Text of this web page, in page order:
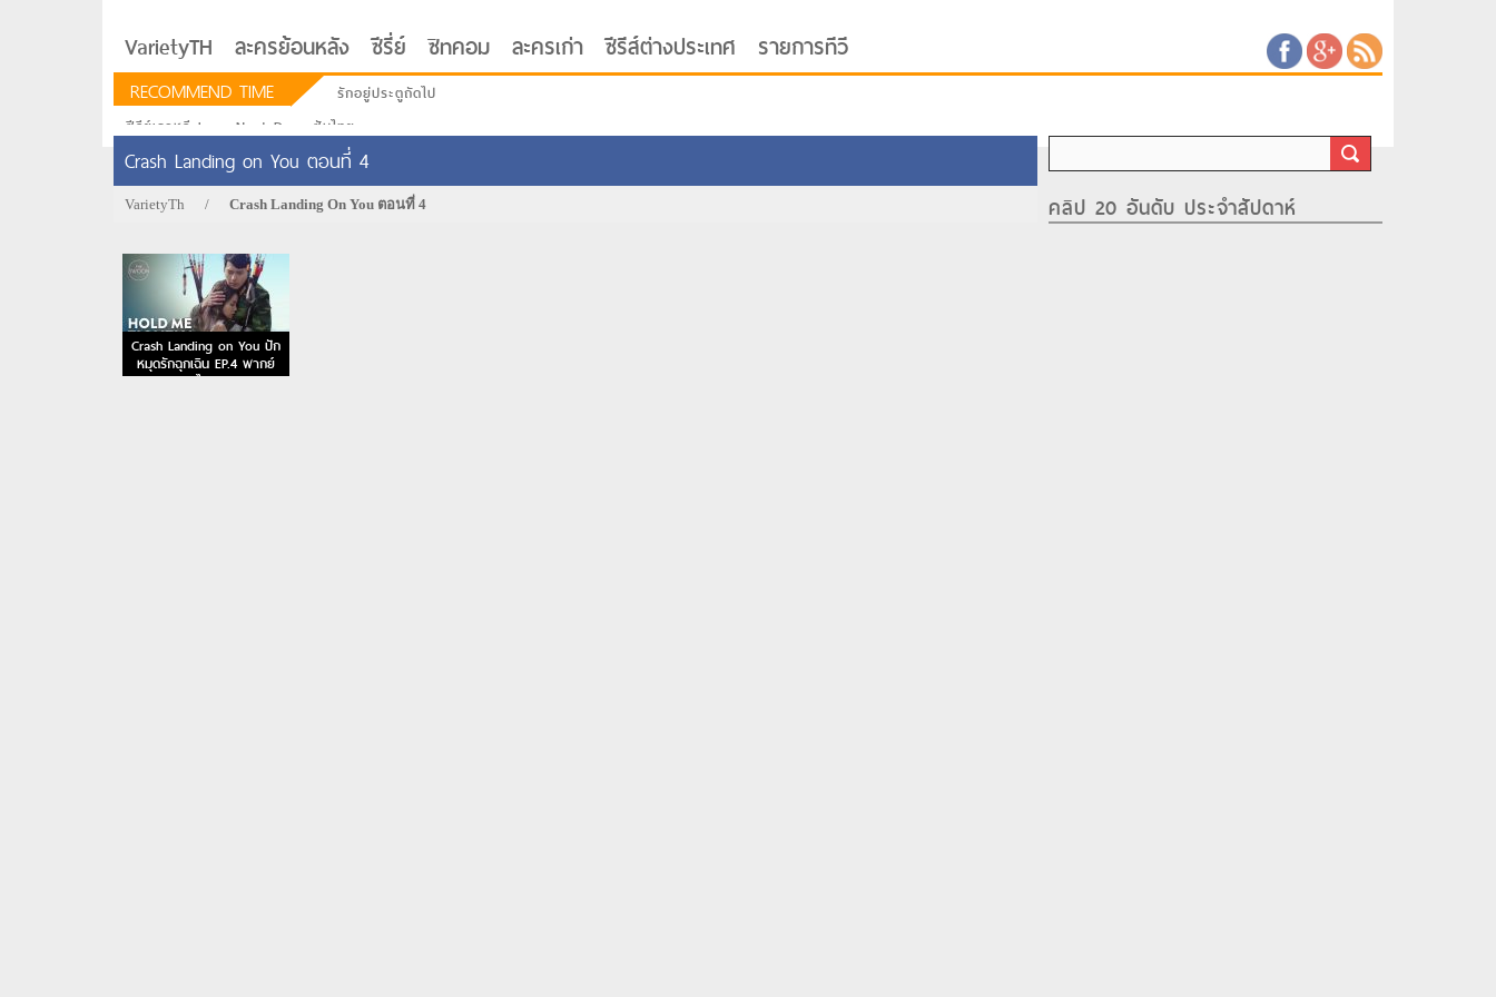
VarietyTH ละครย้อนหลัง ซีรี่ย์ ซิทคอม ละครเก่า ซีรีส์ต่างประเทศ รายการทีวี
RECOMMEND TIME
รักอยู่ประตูถัดไป
ซีรีย์เกาหลี Love Next Door ซับไทย
Crash Landing on You ตอนที่ 4
VarietyTh / Crash Landing On You ตอนที่ 4
Crash Landing on You ปัก
หมุดรักฉุกเฉิน EP.4 พากย์
ไทย
คลิป 20 อันดับ ประจำสัปดาห์